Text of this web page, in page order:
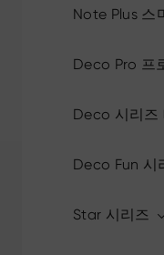
Note Plus 스
Deco Pro 프
Deco 시리즈
Deco Fun 시
Star 시리즈